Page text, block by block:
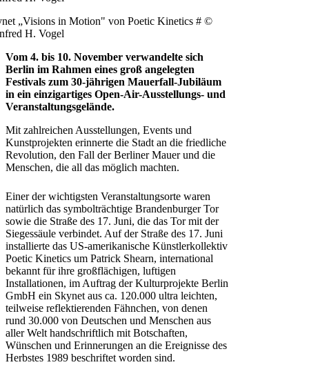
„Visions in Motion" von Poetic Kinetics # ©
H. Vogel
Vom 4. bis 10. November verwandelte sich
Berlin im Rahmen eines groß angelegten
Festivals zum 30-jährigen Mauerfall-Jubiläum
in ein einzigartiges Open-Air-Ausstellungs- und
Veranstaltungsgelände.
Mit zahlreichen Ausstellungen, Events und
Kunstprojekten erinnerte die Stadt an die friedliche
Revolution, den Fall der Berliner Mauer und die
Menschen, die all das möglich machten.
Einer der wichtigsten Veranstaltungsorte waren
natürlich das symbolträchtige Brandenburger Tor
sowie die Straße des 17. Juni, die das Tor mit der
Siegessäule verbindet. Auf der Straße des 17. Juni
installierte das US-amerikanische Künstlerkollektiv
Poetic Kinetics um Patrick Shearn, international
bekannt für ihre großflächigen, luftigen
Installationen, im Auftrag der Kulturprojekte Berlin
GmbH ein Skynet aus ca. 120.000 ultra leichten,
teilweise reflektierenden Fähnchen, von denen
rund 30.000 von Deutschen und Menschen aus
aller Welt handschriftlich mit Botschaften,
Wünschen und Erinnerungen an die Ereignisse des
Herbstes 1989 beschriftet worden sind.